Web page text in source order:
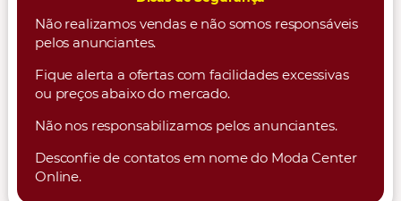
Não realizamos vendas e não somos responsáveis
pelos anunciantes.
Fique alerta a ofertas com facilidades excessivas
ou preços abaixo do mercado.
Não nos responsabilizamos pelos anunciantes.
Desconfie de contatos em nome do Moda Center
Online.